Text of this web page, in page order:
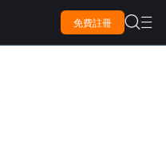
免費註冊  